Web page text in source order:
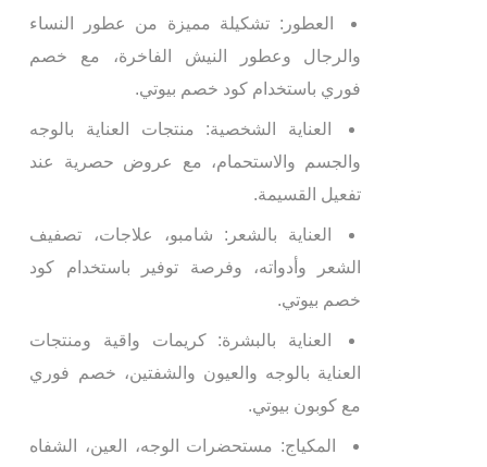
العطور: تشكيلة مميزة من عطور النساء
والرجال وعطور النيش الفاخرة، مع خصم
فوري باستخدام كود خصم بيوتي.
العناية الشخصية: منتجات العناية بالوجه
والجسم والاستحمام، مع عروض حصرية عند
تفعيل القسيمة.
العناية بالشعر: شامبو، علاجات، تصفيف
الشعر وأدواته، وفرصة توفير باستخدام كود
خصم بيوتي.
العناية بالبشرة: كريمات واقية ومنتجات
العناية بالوجه والعيون والشفتين، خصم فوري
مع كوبون بيوتي.
المكياج: مستحضرات الوجه، العين، الشفاه